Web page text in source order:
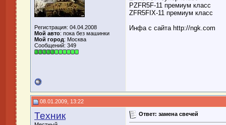
Регистрация: 04.04.2008
Мой авто: пока без машинки
Мой город: Москва
Сообщений: 349
PZFR5F-11 премиум класс
ZFR5FIX-11 премиум класс
Инфа с сайта http://ngk.com
08.01.2009, 13:22
Техник Ответ: замена свечей